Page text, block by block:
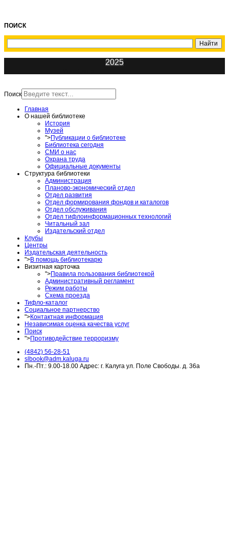
ПОИСК
2025
Поиск
Главная
О нашей библиотеке
История
Музей
">Публикации о библиотеке
Библиотека сегодня
СМИ о нас
Охрана труда
Официальные документы
Структура библиотеки
Администрация
Планово-экономический отдел
Отдел развития
Отдел формирования фондов и каталогов
Отдел обслуживания
Отдел тифлоинформационных технологий
Читальный зал
Издательский отдел
Клубы
Центры
Издательская деятельность
">В помощь библиотекарю
Визитная карточка
">Правила пользования библиотекой
Административный регламент
Режим работы
Схема проезда
Тифло-каталог
Социальное партнерство
">Контактная информация
Независимая оценка качества услуг
Поиск
">Противодействие терроризму
(4842) 56-28-51
slbook@adm.kaluga.ru
Пн.-Пт.: 9.00-18.00 Адрес: г. Калуга ул. Поле Свободы. д. 36а